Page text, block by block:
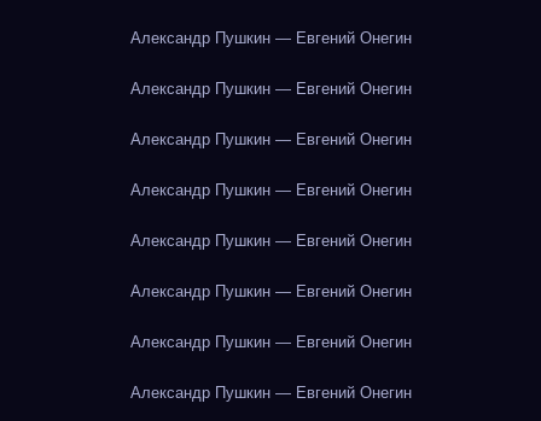
Александр Пушкин — Евгений Онегин
Александр Пушкин — Евгений Онегин
Александр Пушкин — Евгений Онегин
Александр Пушкин — Евгений Онегин
Александр Пушкин — Евгений Онегин
Александр Пушкин — Евгений Онегин
Александр Пушкин — Евгений Онегин
Александр Пушкин — Евгений Онегин